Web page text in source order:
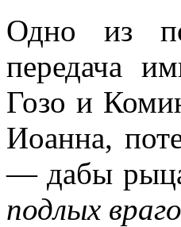
Одно из
передача
Гозо и
Иоанна,
— дабы
подлых